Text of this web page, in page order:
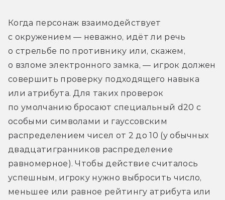
Когда персонаж взаимодействует
с окружением — неважно, идёт ли речь
о стрельбе по противнику или, скажем,
о взломе электронного замка, — игрок должен
совершить проверку подходящего навыка
или атрибута. Для таких проверок
по умолчанию бросают специальный d20 с
особыми символами и гауссовским
распределением чисел от 2 до 10 (у обычных
двадцатигранников распределение
равномерное). Чтобы действие считалось
успешным, игроку нужно выбросить число,
меньшее или равное рейтингу атрибута или